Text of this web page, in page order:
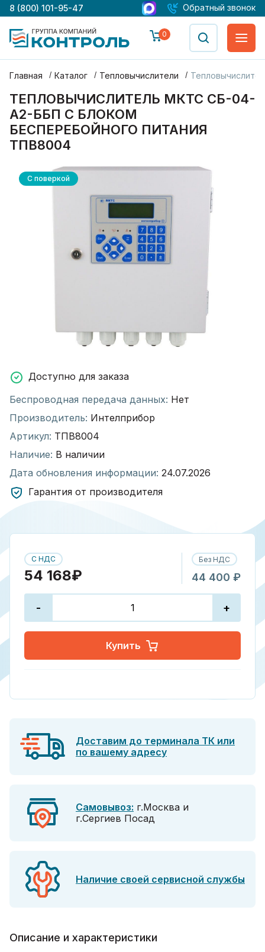
8 (800) 101-95-47 Обратный звонок
0
Главная Каталог Тепловычислители
ТЕПЛОВЫЧИСЛИТЕЛЬ МКТС СБ-04-
А2-ББП С БЛОКОМ
БЕСПЕРЕБОЙНОГО ПИТАНИЯ
ТПВ8004
С поверкой
Доступно для заказа
Беспроводная передача данных: Нет
Производитель: Интелприбор
Артикул: ТПВ8004
Наличие: В наличии
Дата обновления информации: 24.07.2026
Гарантия от производителя
С НДС
54 168₽
Без НДС
44 400 ₽
- +
Купить
Доставим до терминала ТК или
по вашему адресу
Самовывоз: г.Москва и
г.Сергиев Посад
Наличие своей сервисной службы
Описание и характеристики